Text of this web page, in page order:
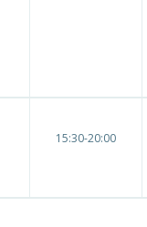
15:30-20:00